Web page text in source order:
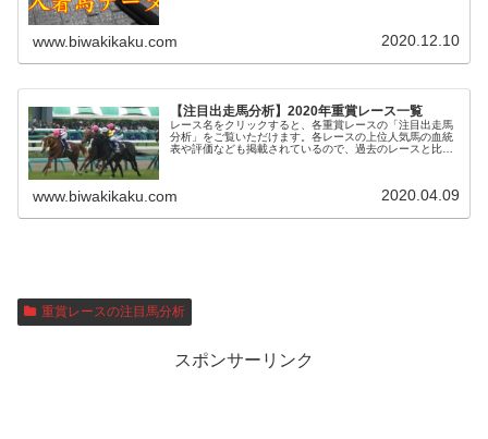
www.biwakikaku.com 2020.12.10
【注目出走馬分析】2020年重賞レース一覧
レース名をクリックすると、各重賞レースの「注目出走馬
分析」をご覧いただけます。各レースの上位人気馬の血統
表や評価なども掲載されているので、過去のレースと比較
www.biwakikaku.com 2020.04.09
重賞レースの注目馬分析
スポンサーリンク